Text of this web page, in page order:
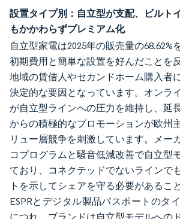
設置タイプ別：自立型が支配、ビルト
もかかわらずプレミアム化
自立型家電は2025年の販売量の68.62%
初期費用と簡単な設置を好んだことを
地域の賃借人やセカンドホーム購入者
決定的な要因となっています。オンラ
が自立型ラインへの圧力を維持し、延
からの積極的なプロモーションが欧州
リュー層競争を刺激しています。メー
コプログラムと騒音低減改善で自立型
ており、コネクテッドでないラインで
トを示してシェアを守る必要があるこ
ESPRとデジタル製品パスポートのタ